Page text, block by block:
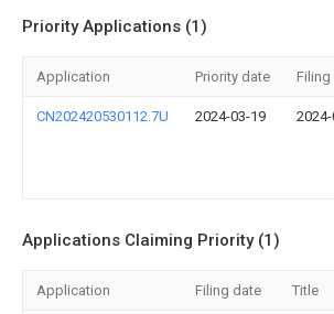
Priority Applications (1)
Application Priority date
CN202420530112.7U 2024-03-19
Applications Claiming Priority (1)
Application Filing date Title